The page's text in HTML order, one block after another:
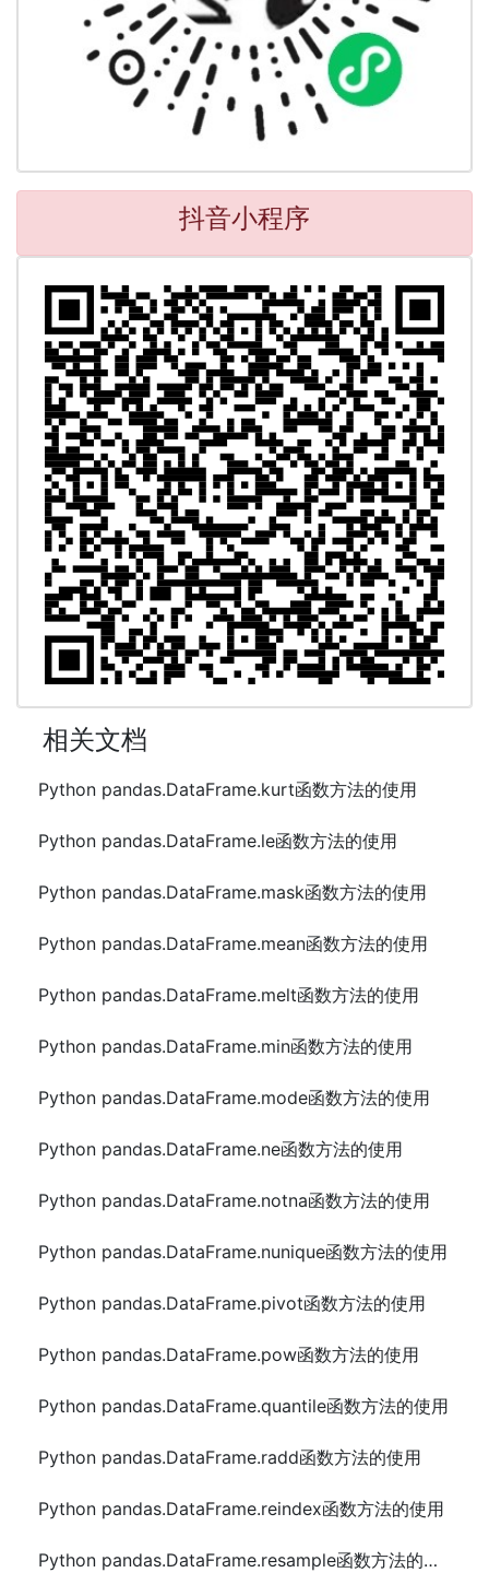
抖音小程序
相关文档
Python pandas.DataFrame.kurt函数方法的使用
Python pandas.DataFrame.le函数方法的使用
Python pandas.DataFrame.mask函数方法的使用
Python pandas.DataFrame.mean函数方法的使用
Python pandas.DataFrame.melt函数方法的使用
Python pandas.DataFrame.min函数方法的使用
Python pandas.DataFrame.mode函数方法的使用
Python pandas.DataFrame.ne函数方法的使用
Python pandas.DataFrame.notna函数方法的使用
Python pandas.DataFrame.nunique函数方法的使用
Python pandas.DataFrame.pivot函数方法的使用
Python pandas.DataFrame.pow函数方法的使用
Python pandas.DataFrame.quantile函数方法的使用
Python pandas.DataFrame.radd函数方法的使用
Python pandas.DataFrame.reindex函数方法的使用
Python pandas.DataFrame.resample函数方法的使用